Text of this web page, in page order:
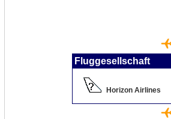
Fluggesellschaft
Horizon Airlines